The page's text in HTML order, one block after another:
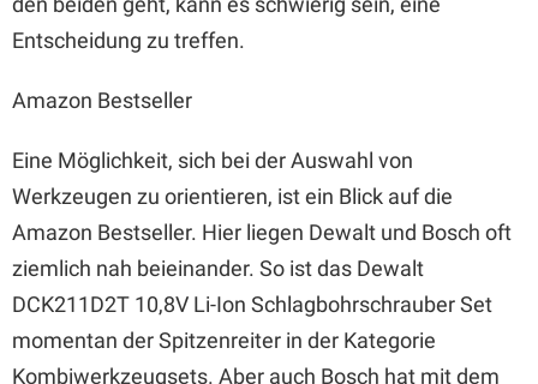
Entscheidung zu treffen.
Amazon Bestseller
Eine Möglichkeit, sich bei der Auswahl von
Werkzeugen zu orientieren, ist ein Blick auf die
Amazon Bestseller. Hier liegen Dewalt und Bosch oft
ziemlich nah beieinander. So ist das Dewalt
DCK211D2T 10,8V Li-Ion Schlagbohrschrauber Set
momentan der Spitzenreiter in der Kategorie
Kombiwerkzeugsets. Aber auch Bosch hat mit dem